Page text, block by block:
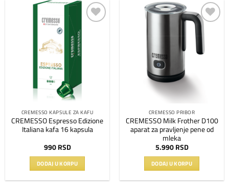
CREMESSO KAPSULE ZA KAFU
CREMESSO Espresso Edizione
Italiana kafa 16 kapsula
990 RSD
DODAJ U KORPU
Dodaj
listu
CREMESSO PRIBOR
CREMESSO Milk Frother D100
aparat za pravljenje pene od
mleka
5.990 RSD
DODAJ U KORPU